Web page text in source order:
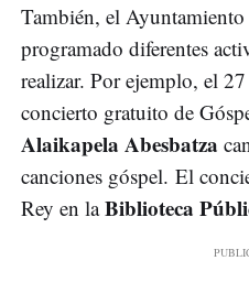
También, el
programado diferentes
realizar. Por ejemplo, el
concierto gratuito de
Alaikapela Abesbatza
canciones góspel. El
Rey en laBiblioteca